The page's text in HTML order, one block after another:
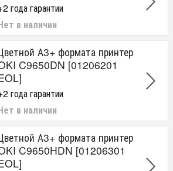
года гарантии
в наличии
А3+ формата принтер
C9650DN [01206201
года гарантии
в наличии
А3+ формата принтер
C9650HDN [01206301